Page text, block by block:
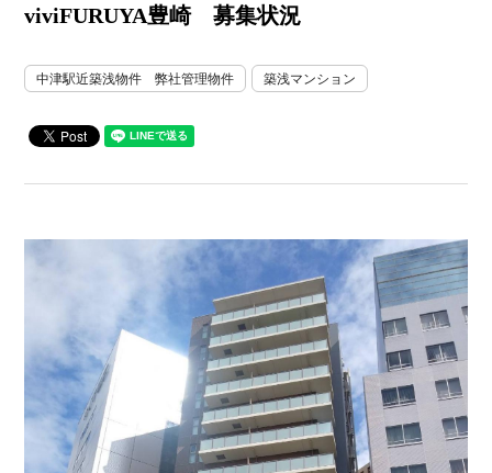
viviFURUYA豊崎 募集状況
中津駅近築浅物件 弊社管理物件 築浅マンション